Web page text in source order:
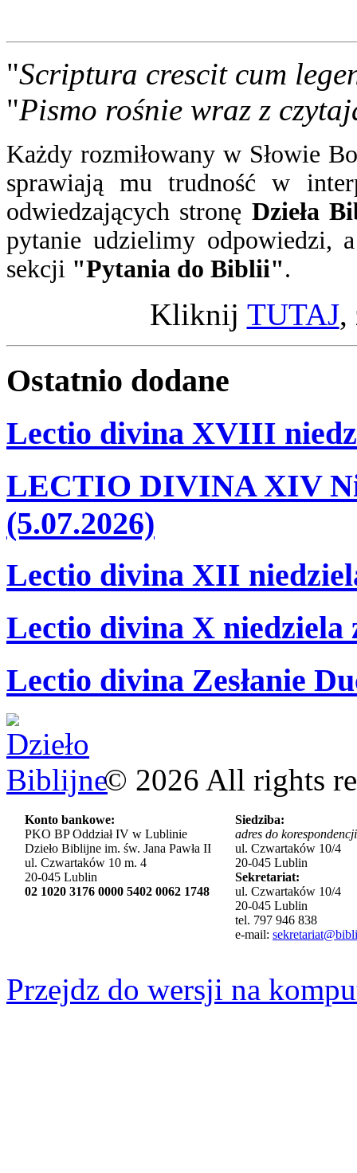
"Scriptura crescit cum
"Pismo rośnie wraz z
Każdy rozmiłowany w Słowie
sprawiają mu trudność w
odwiedzających stronę Dzieła
pytanie udzielimy odpowiedzi,
sekcji "Pytania do Biblii".
Kliknij TUTAJ,
Ostatnio dodane
Lectio divina XVIII
LECTIO DIVINA XIV
(5.07.2026)
Lectio divina XII
Lectio divina X niedziela
Lectio divina Zesłanie
© 2026 All rights
Konto bankowe:
PKO BP Oddział IV w Lublinie
Dzieło Biblijne im. św. Jana Pawła II
ul. Czwartaków 10 m. 4
20-045 Lublin
02 1020 3176 0000 5402 0062 1748
Siedziba:
adres do
ul. Czwartaków 10/4
20-045 Lublin
Sekretariat:
ul. Czwartaków 10/4
20-045 Lublin
tel. 797 946 838
e-mail:
Przejdz do wersji na